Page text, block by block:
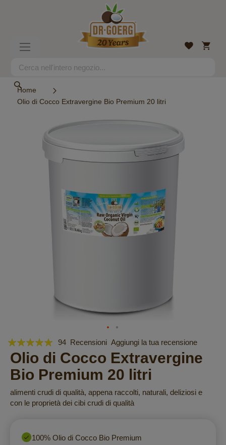
Search
Lista
Home
Olio di Cocco Extravergine Bio Premium 20 litri
Vai
all'inizio
della
galleria
di
immagini
Valutazione:
99
% of100
94 Recensioni Aggiungi la tua recensione
Olio di Cocco Extravergine
Bio Premium 20 litri
alimenti crudi di qualità, appena raccolti, naturali, deliziosi e
con le proprietà dei cibi crudi di qualità
100% Olio di Cocco Bio Premium